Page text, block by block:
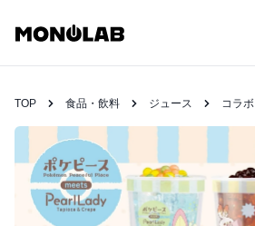
TOP 食品・飲料 ジュース コラボ